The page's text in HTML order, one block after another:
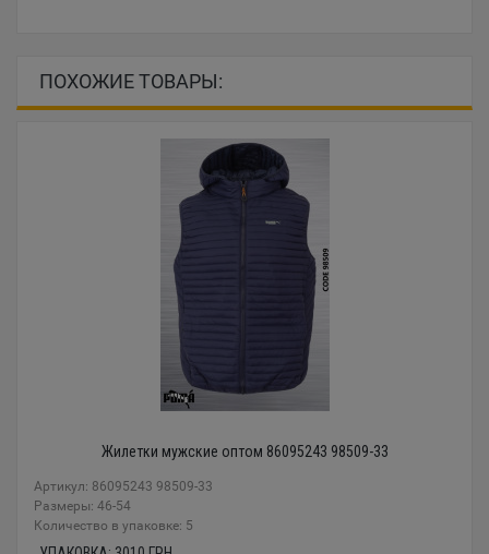
ПОХОЖИЕ ТОВАРЫ:
Жилетки мужские оптом 86095243 98509-33
Артикул: 86095243 98509-33
Размеры: 46-54
Количество в упаковке: 5